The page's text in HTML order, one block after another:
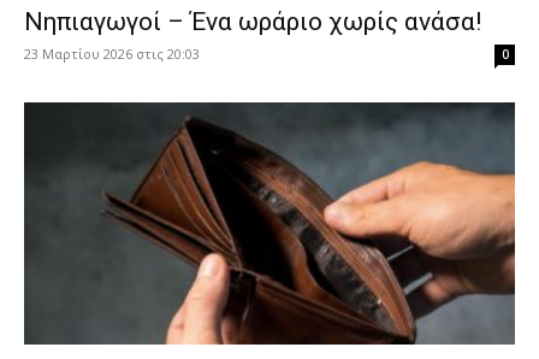
Νηπιαγωγοί – Ένα ωράριο χωρίς ανάσα!
23 Μαρτίου 2026 στις 20:03 0